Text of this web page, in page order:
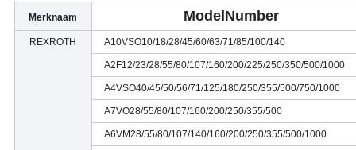
Merknaam ModelNumber
REXROTH A10VSO10/18/28/45/60/63/71/85/100/140
A2F12/23/28/55/80/107/160/200/225/250/350/500/1000
A4VSO40/45/50/56/71/125/180/250/355/500/750/1000
A7VO28/55/80/107/160/200/250/355/500
A6VM28/55/80/107/140/160/200/250/355/500/1000